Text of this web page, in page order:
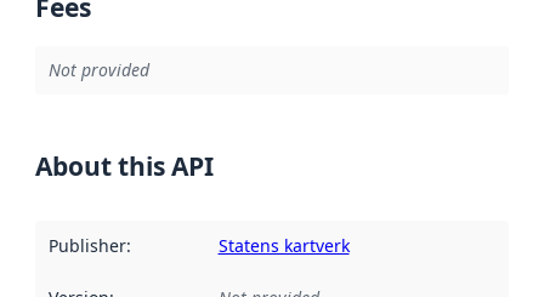
Fees
Not provided
About this API
Publisher: Statens kartverk